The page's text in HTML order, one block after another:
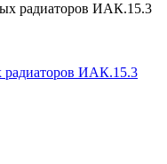
радиаторов ИАК.15.3